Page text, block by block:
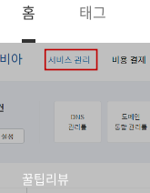
홈 태그
꿀팁리뷰